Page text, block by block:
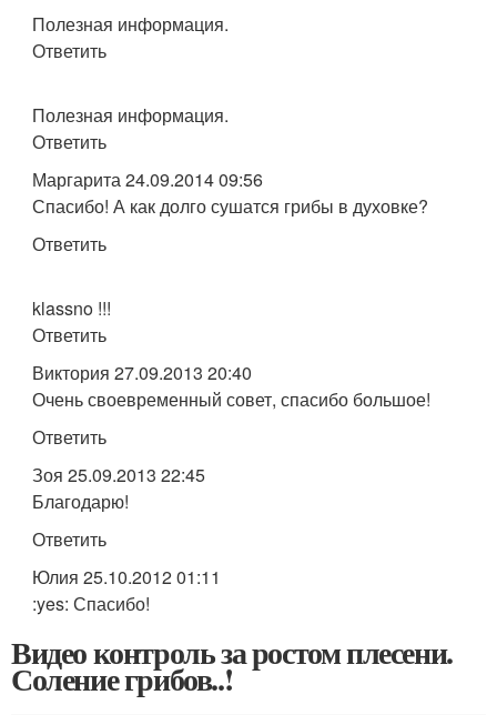
Полезная информация.
Ответить
Полезная информация.
Ответить
Маргарита 24.09.2014 09:56
Спасибо! А как долго сушатся грибы в духовке?
Ответить
klassno !!!
Ответить
Виктория 27.09.2013 20:40
Очень своевременный совет, спасибо большое!
Ответить
Зоя 25.09.2013 22:45
Благодарю!
Ответить
Юлия 25.10.2012 01:11
:yes: Спасибо!
Видео контроль за ростом плесени.
Соление грибов..!